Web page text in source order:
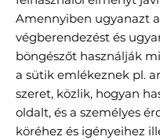
Amennyiben ugyanazt a
végberendezést és
böngészőt használják
a sütik emlékeznek pl.
szeret, közlik, hogyan
oldalt, és a személyes
köréhez és igényeihez